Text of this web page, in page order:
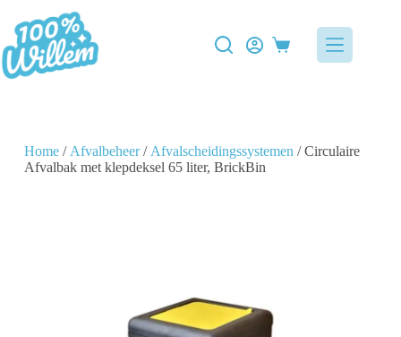
Home/ Afvalbeheer/ Afvalscheidingssystemen / Circulaire
Afvalbak met klepdeksel 65 liter, BrickBin